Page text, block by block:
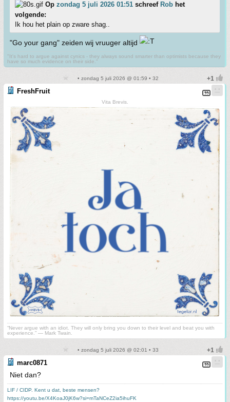
Op zondag 5 juli 2026 01:51 schreef Rob het
volgende:
Ik hou het plain op zware shag..
"Go your gang" zeiden wij vruuger altijd
"It's hard to argue against cynics - they always sound smarter than optimists because they
have so much evidence on their side."
• zondag 5 juli 2026 @ 01:59 • 32
FreshFruit
Vita Brevis.
“Never argue with an idiot. They will only bring you down to their level and beat you with
experience.” ― Mark Twain.
• zondag 5 juli 2026 @ 02:01 • 33
marc0871
Niet dan?
LIF / CIDP. Kent u dat, beste mensen?
https://youtu.be/X4KoaJ0jK6w?si=mTaNCeZ2ia5ihuFK